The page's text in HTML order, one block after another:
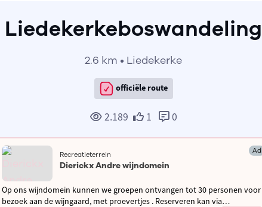
Liedekerkeboswandeling
2.6 km • Liedekerke
officiële route
2.189 1 0
Recreatieterrein Ad
Dierickx Andre wijndomein
Op ons wijndomein kunnen we groepen ontvangen tot 30 personen voor
bezoek aan de wijngaard, met proevertjes . Reserveren kan via